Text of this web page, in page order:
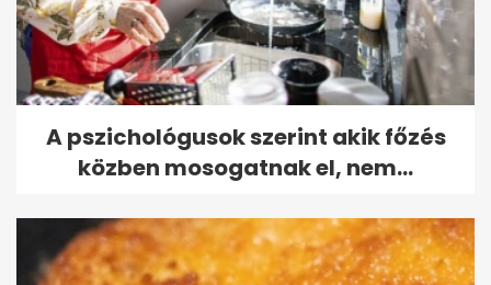
A pszichológusok szerint akik főzés
közben mosogatnak el, nem...